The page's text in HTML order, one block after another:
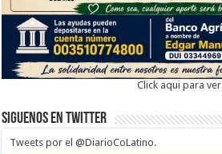
Click aqui para ver
Siguenos en twitter
Tweets por el @DiarioCoLatino.